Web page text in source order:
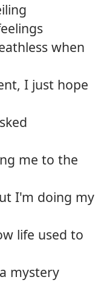
when
I just hope
me to the
I'm doing my
life used to
mystery